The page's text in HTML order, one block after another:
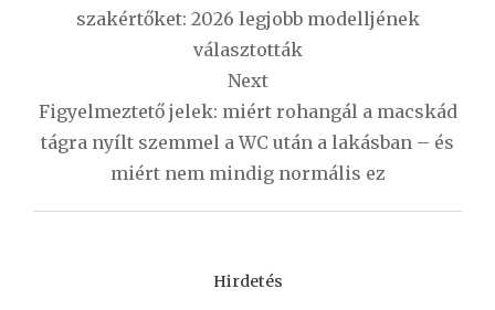
szakértőket: 2026 legjobb modelljének
választották
Next
Figyelmeztető jelek: miért rohangál a macskád
tágra nyílt szemmel a WC után a lakásban – és
miért nem mindig normális ez
Hirdetés